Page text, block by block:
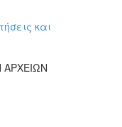
και
ΑΡΧΕΙΩΝ